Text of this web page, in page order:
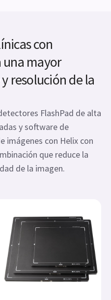
con
una mayor
resolución de la
FlashPad de alta
y software de
imágenes con Helix con
que reduce la
de la imagen.